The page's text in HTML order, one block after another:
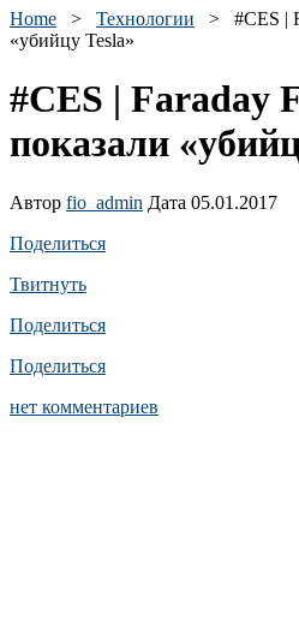
Home > Технологии > #CES |
«убийцу Tesla»
#CES | Faraday
показали
Автор fio_admin Дата 05.01.2017
Поделиться
Твитнуть
Поделиться
Поделиться
нет комментариев